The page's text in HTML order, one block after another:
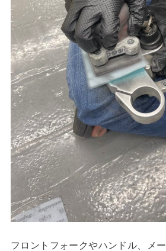
フロントフォークやハンドル、メ